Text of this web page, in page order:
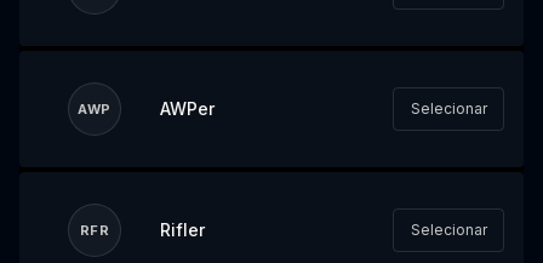
AWP AWPer Selecionar
RFR Rifler Selecionar